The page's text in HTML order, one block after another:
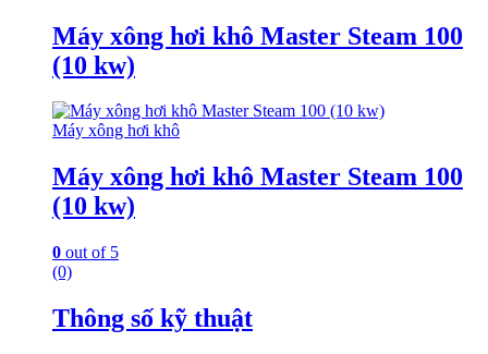
Máy xông hơi khô Master Steam 100
(10 kw)
Máy xông hơi khô
Máy xông hơi khô Master Steam 100
(10 kw)
0 out of 5
(0)
Thông số kỹ thuật